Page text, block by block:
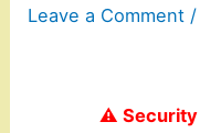
Leave a Comment /
⚠️ Security